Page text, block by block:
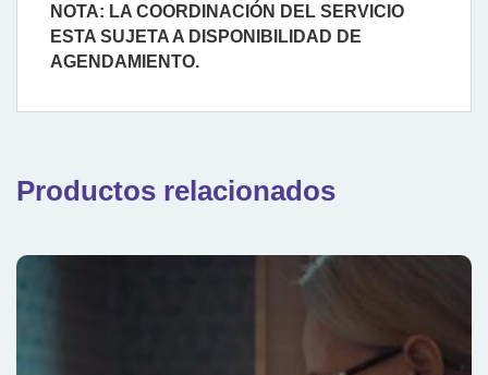
NOTA: LA COORDINACIÓN DEL SERVICIO
ESTA SUJETA A DISPONIBILIDAD DE
AGENDAMIENTO.
Productos relacionados